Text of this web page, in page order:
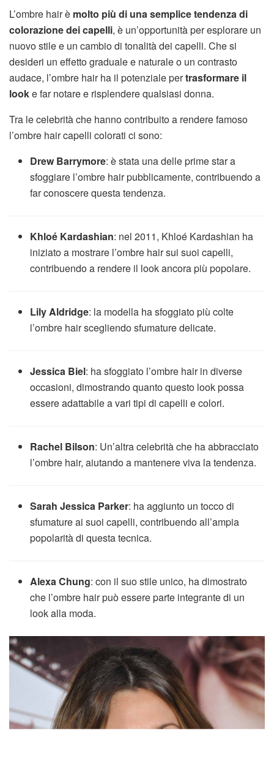
L’ombre hair è molto più di una semplice tendenza di
colorazione dei capelli, è un’opportunità per esplorare un
nuovo stile e un cambio di tonalità dei capelli. Che si
desideri un effetto graduale e naturale o un contrasto
audace, l’ombre hair ha il potenziale pertrasformare il
looke far notare e risplendere qualsiasi donna.
Tra le celebrità che hanno contribuito a rendere famoso
l’ombre hair capelli colorati ci sono:
Drew Barrymore: è stata una delle prime star a
sfoggiare l’ombre hair pubblicamente, contribuendo a
far conoscere questa tendenza.
Khloé Kardashian: nel 2011, Khloé Kardashian ha
iniziato a mostrare l’ombre hair sui suoi capelli,
contribuendo a rendere il look ancora più popolare.
Lily Aldridge: la modella ha sfoggiato più colte
l’ombre hair scegliendo sfumature delicate.
Jessica Biel: ha sfoggiato l’ombre hair in diverse
occasioni, dimostrando quanto questo look possa
essere adattabile a vari tipi di capelli e colori.
Rachel Bilson: Un’altra celebrità che ha abbracciato
l’ombre hair, aiutando a mantenere viva la tendenza.
Sarah Jessica Parker: ha aggiunto un tocco di
sfumature ai suoi capelli, contribuendo all’ampia
popolarità di questa tecnica.
Alexa Chung: con il suo stile unico, ha dimostrato
che l’ombre hair può essere parte integrante di un
look alla moda.